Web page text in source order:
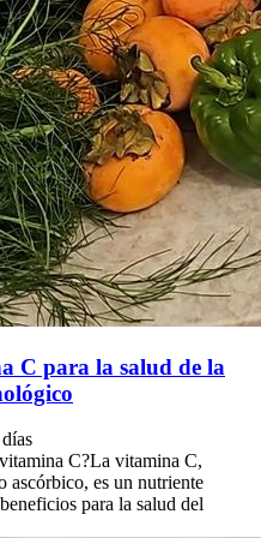
C para la salud de la
C?La vitamina C,
ascórbico, es un nutriente
para la salud del